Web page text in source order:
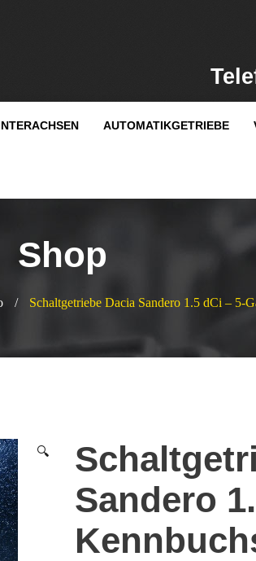
AUTOMATIKGETRIEBE
Shop
/ Schaltgetriebe Dacia Sandero 1.5 dCi – 5-
🔍
Sandero